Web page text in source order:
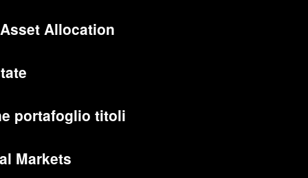
Allocation
portafoglio titoli
Markets